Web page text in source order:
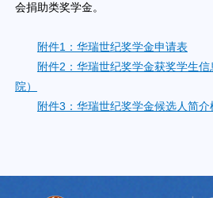
会捐助类奖学金。
附件1：华瑞世纪奖学金申请表
附件2：华瑞世纪奖学金获奖学生
院）
附件3：华瑞世纪奖学金候选人简介